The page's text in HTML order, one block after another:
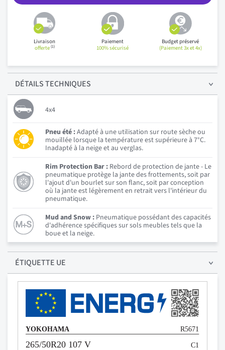
Livraison
offerte(1)
Paiement
100% sécurisé
Budget préservé
(Paiement 3x et 4x)
DÉTAILSTECHNIQUES
4x4
Pneu été :Adapté à une utilisation sur route sèche ou
mouillée lorsque la température est supérieure à 7°C.
Inadapté à la neige et au verglas.
Rim Protection Bar : Rebord de protection de jante - Le
pneumatique protège la jante des frottements, soit par
l'ajout d'un bourlet sur son flanc, soit par conception
où la jante est légèrement en retrait vers l'intérieur du
pneumatique.
Mud and Snow : Pneumatique possédant des capacités
d'adhérence spécifiques sur sols meubles tels que la
boue et la neige.
ÉTIQUETTE UE